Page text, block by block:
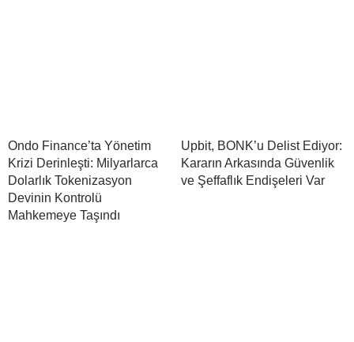
Ondo Finance’ta Yönetim
Krizi Derinleşti: Milyarlarca
Dolarlık Tokenizasyon
Devinin Kontrolü
Mahkemeye Taşındı
Upbit, BONK’u Delist Ediyor:
Kararın Arkasında Güvenlik
ve Şeffaflık Endişeleri Var